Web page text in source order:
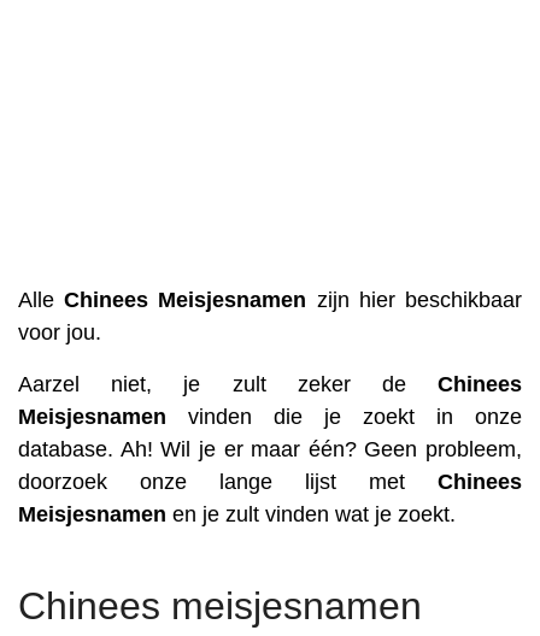
AlleChinees Meisjesnamen zijn hier beschikbaar
voor jou.
Aarzel niet, je zult zeker de Chinees
Meisjesnamen vinden die je zoekt in onze
database. Ah! Wil je er maar één? Geen probleem,
doorzoek onze lange lijst met Chinees
Meisjesnamen en je zult vinden wat je zoekt.
Chinees meisjesnamen